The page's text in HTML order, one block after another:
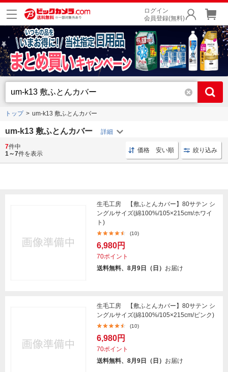
ログイン
会員登録(無料)
トップ um-k13 敷ふとんカバー
um-k13 敷ふとんカバー
寝具 高密度 寝具 贅沢 寝具 極
7件中
1～7件を表示 価格 安い順 絞り込み
生毛工房 【敷ふとんカバー】80サテン シ
ングルサイズ(綿100%/105×215cm/ホワイ
ト)
(10)
6,980円
70ポイント
送料無料、8月9日（日） お届け
生毛工房 【敷ふとんカバー】80サテン シ
ングルサイズ(綿100%/105×215cm/ピンク)
(10)
6,980円
70ポイント
送料無料、8月9日（日） お届け